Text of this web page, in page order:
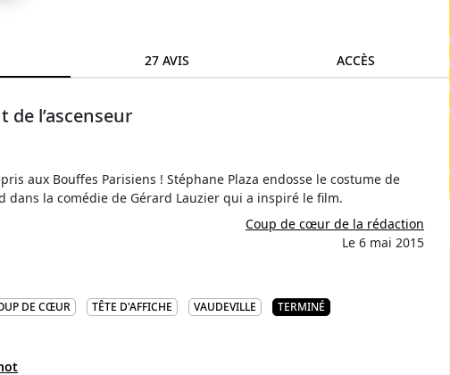
27 AVIS ACCÈS
l’ascenseur
aux Bouffes Parisiens ! Stéphane Plaza endosse le costume de
dans la comédie de Gérard Lauzier qui a inspiré le film.
Coup de cœur de la rédaction
Le 6 mai 2015
DE CŒUR TÊTE D'AFFICHE VAUDEVILLE TERMINÉ